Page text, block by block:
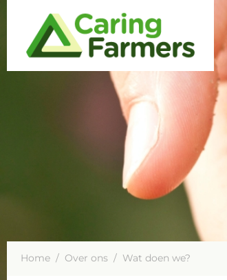
Home / Over ons / Wat doen we?